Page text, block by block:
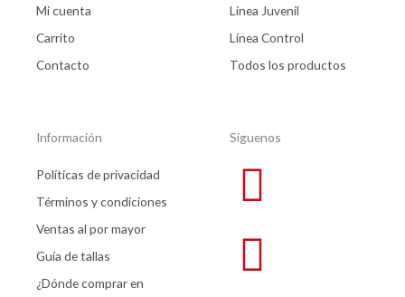
Mi cuenta
Carrito
Contacto
Línea Juvenil
Línea Control
Todos los productos
Información
Políticas de privacidad
Términos y condiciones
Ventas al por mayor
Guía de tallas
¿Dónde comprar en
Síguenos